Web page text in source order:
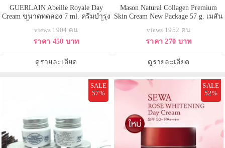
GUERLAIN Abeille Royale Day
Cream ขนาดทดลอง 7 ml. ครีมบำรุง
บำรุงผิวให้มีความกระจ่างใส ลด
เลือนริ้วรอย ช่วยให้ผิวกระชับขึ้น
ละมุนจากน้ำผึ้ง ผสานกับกลิ่นดอกไม้
หอม และสมุนไพรสดด้วยเนื
views 1904 คน
ราคา 450 บาท
ดูรายละเอียด
Mason Natural Collagen Premium
Skin Cream New Package 57 g. เมสัน
นำเข้าจากอเมริกา ครีมบำรุงผิวหน้า
สุดฮิตของอเมริกา เนื้อครีมเป็นคอล
ใส,หน้าเด้ง,ต่อต้านริ้วรอยให้ความ
ชุ่มชื่นบนใบหน้าอ
views 1952 คน
ราคา 270 บาท
ดูรายละเอียด
SALE
57%
SALE
52%